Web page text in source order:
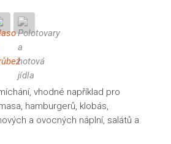
vhodné například pro
hamburgerů, klobás,
a ovocných náplní, salátů a